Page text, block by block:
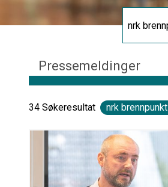
Pressemeldinger
34 Søkeresultat nrk brennpunkt